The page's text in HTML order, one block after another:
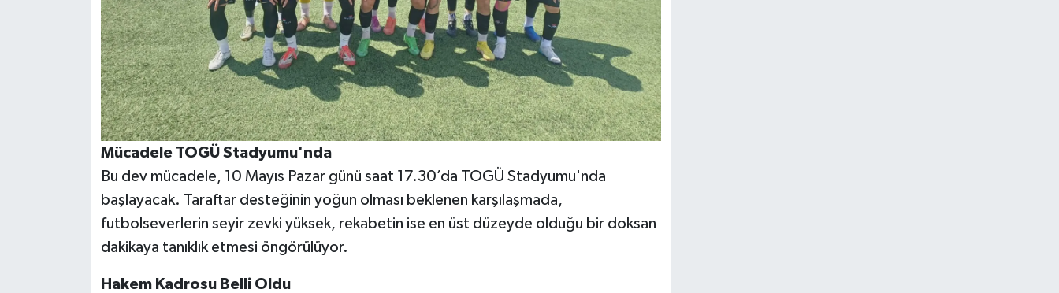
Mücadele TOGÜ Stadyumu'nda
Bu dev mücadele, 10 Mayıs Pazar günü saat 17.30’da TOGÜ Stadyumu'nda
başlayacak. Taraftar desteğinin yoğun olması beklenen karşılaşmada,
futbolseverlerin seyir zevki yüksek, rekabetin ise en üst düzeyde olduğu bir doksan
dakikaya tanıklık etmesi öngörülüyor.
Hakem Kadrosu Belli Oldu